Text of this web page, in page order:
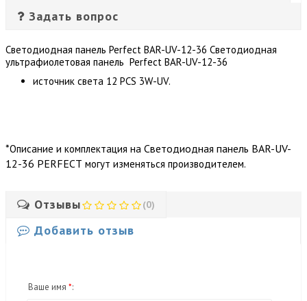
Задать вопрос
Светодиодная панель Perfect BAR-UV-12-36 Светодиодная
ультрафиолетовая панель Perfect BAR-UV-12-36
источник света 12 PCS 3W-UV.
*Описание и комплектация на Светодиодная панель BAR-UV-
12-36 PERFECT могут изменяться производителем.
Отзывы (0)
Добавить отзыв
Ваше имя *: